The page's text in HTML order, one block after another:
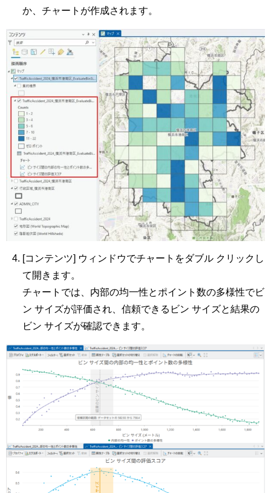
か、チャートが作成されます。
[コンテンツ] ウィンドウでチャートをダブル クリックし
て開きます。
チャートでは、内部の均一性とポイント数の多様性でビ
ン サイズが評価され、信頼できるビン サイズと結果の
ビン サイズが確認できます。